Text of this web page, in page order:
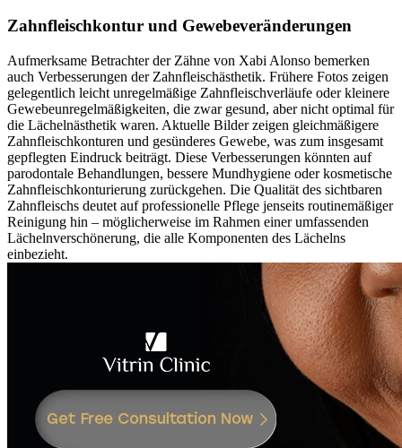
Zahnfleischkontur und Gewebeveränderungen
Aufmerksame Betrachter der Zähne von Xabi Alonso bemerken
auch Verbesserungen der Zahnfleischästhetik. Frühere Fotos zeigen
gelegentlich leicht unregelmäßige Zahnfleischverläufe oder kleinere
Gewebeunregelmäßigkeiten, die zwar gesund, aber nicht optimal für
die Lächelnästhetik waren. Aktuelle Bilder zeigen gleichmäßigere
Zahnfleischkonturen und gesünderes Gewebe, was zum insgesamt
gepflegten Eindruck beiträgt. Diese Verbesserungen könnten auf
parodontale Behandlungen, bessere Mundhygiene oder kosmetische
Zahnfleischkonturierung zurückgehen. Die Qualität des sichtbaren
Zahnfleischs deutet auf professionelle Pflege jenseits routinemäßiger
Reinigung hin – möglicherweise im Rahmen einer umfassenden
Lächelnverschönerung, die alle Komponenten des Lächelns
einbezieht.